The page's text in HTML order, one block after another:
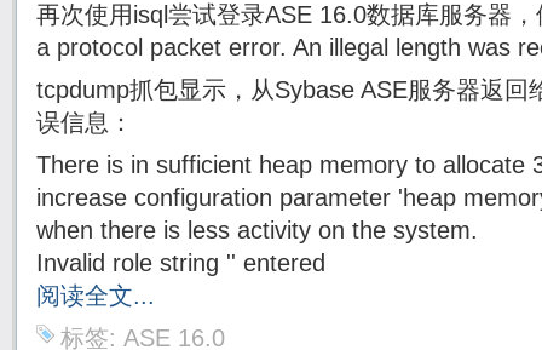
再次使用isql尝试登录ASE 16.0数据库服务器
a protocol packet error. An illegal length was
tcpdump抓包显示，从Sybase ASE服务器返回
误信息：
There is in sufficient heap memory to allocate
increase configuration parameter 'heap
when there is less activity on the system.
Invalid role string '' entered
阅读全文...
标签: ASE 16.0